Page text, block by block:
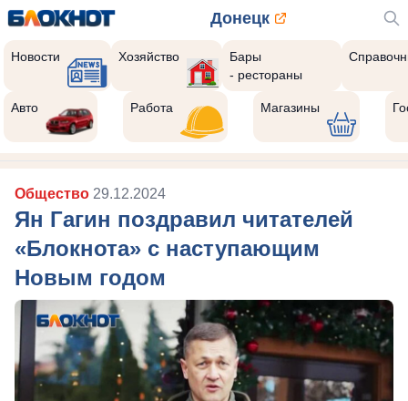
Донецк
Новости Хозяйство
Бары
- рестораны
Авто Работа Магазины
Общество 29.12.2024
Ян Гагин поздравил читателей
«Блокнота» с наступающим
Новым годом